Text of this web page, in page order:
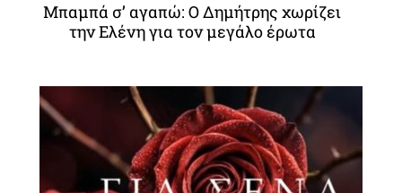
Μπαμπά σ’ αγαπώ: Ο Δημήτρης χωρίζει
την Ελένη για τον μεγάλο έρωτα